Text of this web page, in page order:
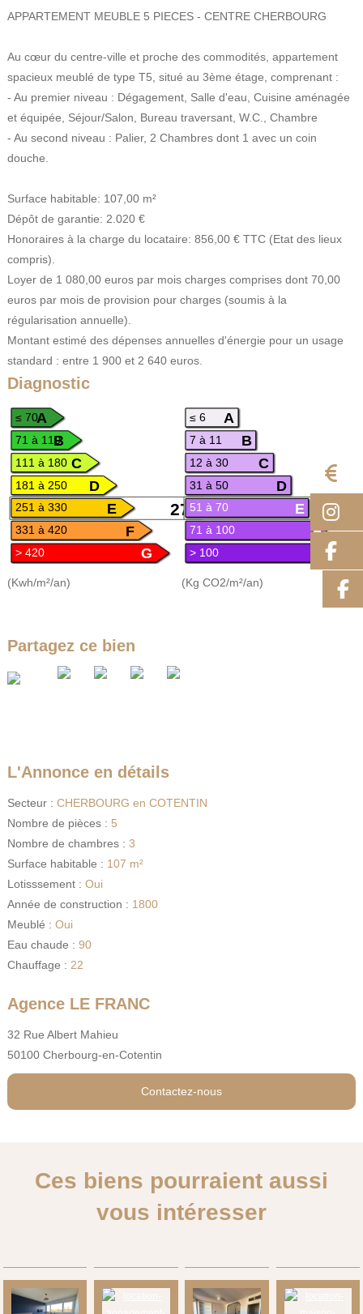
APPARTEMENT MEUBLE 5 PIECES - CENTRE CHERBOURG
Au cœur du centre-ville et proche des commodités, appartement
spacieux meublé de type T5, situé au 3ème étage, comprenant :
- Au premier niveau : Dégagement, Salle d'eau, Cuisine aménagée
et équipée, Séjour/Salon, Bureau traversant, W.C., Chambre
- Au second niveau : Palier, 2 Chambres dont 1 avec un coin
douche.
Surface habitable: 107,00 m²
Dépôt de garantie: 2.020 €
Honoraires à la charge du locataire: 856,00 € TTC (Etat des lieux
compris).
Loyer de 1 080,00 euros par mois charges comprises dont 70,00
euros par mois de provision pour charges (soumis à la
régularisation annuelle).
Montant estimé des dépenses annuelles d'énergie pour un usage
standard : entre 1 900 et 2 640 euros.
Diagnostic
A
≤ 70
B
71 à 110
C
111 à 180
D
181 à 250
272
E
251 à 330
F
331 à 420
G
> 420
(Kwh/m²/an)
A
≤ 6
B
7 à 11
C
12 à 30
D
31 à 50
E
51 à 70
F
71 à 100
G
> 100
(Kg CO2/m²/an)
Partagez ce bien
L'Annonce en détails
Secteur : CHERBOURG en COTENTIN
Nombre de pièces : 5
Nombre de chambres : 3
Surface habitable : 107 m²
Lotisssement : Oui
Année de construction : 1800
Meublé : Oui
Eau chaude : 90
Chauffage : 22
Agence LE FRANC
32 Rue Albert Mahieu
50100 Cherbourg-en-Cotentin
Contactez-nous
Ces biens pourraient aussi
vous intéresser